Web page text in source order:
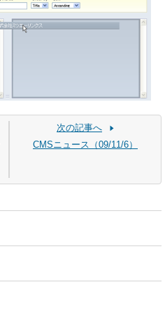
次の記事へ
CMSニュース（09/11/6）